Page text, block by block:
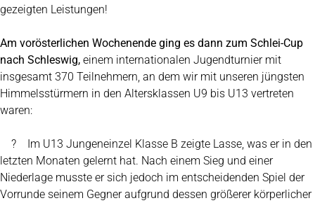
gezeigten Leistungen!
Am vorösterlichen Wochenende ging es dann zum Schlei-Cup
nach Schleswig, einem internationalen Jugendturnier mit
insgesamt 370 Teilnehmern, an dem wir mit unseren jüngsten
Himmelsstürmern in den Altersklassen U9 bis U13 vertreten
waren:
? Im U13 Jungeneinzel Klasse B zeigte Lasse, was er in den
letzten Monaten gelernt hat. Nach einem Sieg und einer
Niederlage musste er sich jedoch im entscheidenden Spiel der
Vorrunde seinem Gegner aufgrund dessen größerer körperlicher